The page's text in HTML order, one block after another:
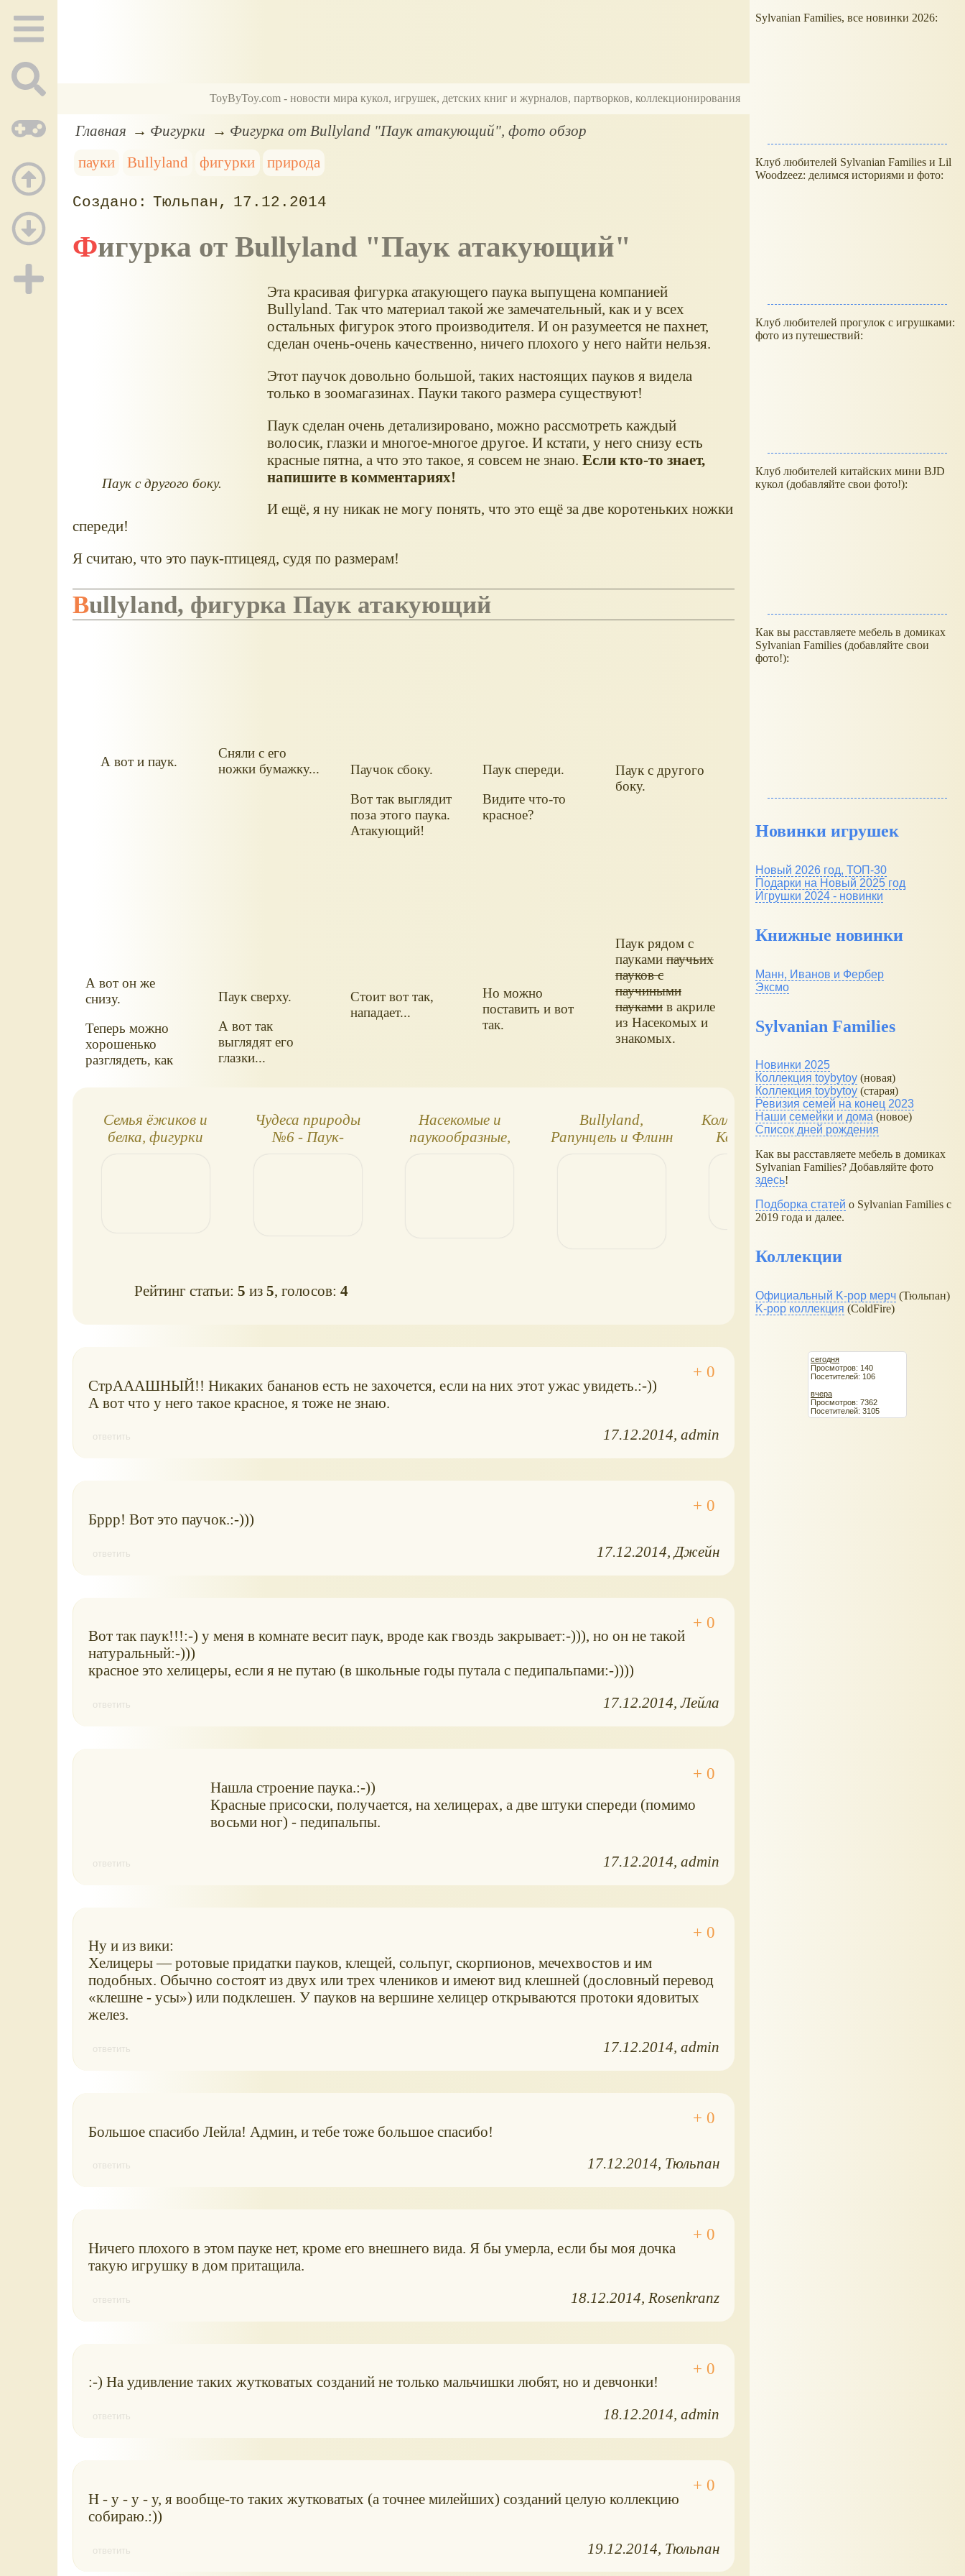
ToyByToy.com - новости мира кукол, игрушек, детских книг и журналов, партворков, коллекционирования
Главная Фигурки
Фигурка от Bullyland "Паук атакующий", фото обзор
пауки
Bullyland фигурки природа
Тюльпан 17.12.2014
Фигурка от Bullyland "Паук атакующий"
Паук с другого боку.
Эта красивая фигурка атакующего паука выпущена компанией
Bullyland. Так что материал такой же замечательный, как и у всех
остальных фигурок этого производителя. И он разумеется не пахнет,
сделан очень-очень качественно, ничего плохого у него найти нельзя.
Этот паучок довольно большой, таких настоящих пауков я видела
только в зоомагазинах. Пауки такого размера существуют!
Паук сделан очень детализировано, можно рассмотреть каждый
волосик, глазки и многое-многое другое. И кстати, у него снизу есть
красные пятна, а что это такое, я совсем не знаю. Если кто-то знает,
напишите в комментариях!
И ещё, я ну никак не могу понять, что это ещё за две коротеньких ножки
спереди!
Я считаю, что это паук-птицеяд, судя по размерам!
Bullyland, фигурка Паук атакующий
А вот и паук.
Сняли с его
ножки бумажку...
Паучок сбоку.
Вот так выглядит
поза этого паука.
Атакующий!
Паук спереди.
Видите что-то
красное?
Паук с другого
боку.
А вот он же
снизу.
Теперь можно
хорошенько
разглядеть, как
Паук сверху.
А вот так
выглядят его
глазки...
Стоит вот так,
нападает...
Но можно
поставить и вот
так.
Паук рядом с
паукамипаучьих
пауковс
паучиными
паукамив акриле
из Насекомых и
знакомых.
Семья ёжиков и
белка, фигурки
Чудеса природы
№6 - Паук-
Насекомые и
паукообразные,
Bullyland,
Рапунцель и Флинн
Коллекция фигурок
Король Лев от
Bullyland: Симба и
не только
Насекомые и их
знакомые №25.
Аргиопа
Рейтинг статьи:5 из5, голосов:4
СтрАААШНЫЙ!! Никаких бананов есть не захочется, если на них этот ужас увидеть.:-))
А вот что у него такое красное, я тоже не знаю.
ответить 17.12.2014 admin
Бррр! Вот это паучок.:-)))
ответить 17.12.2014 Джейн
Вот так паук!!!:-) у меня в комнате весит паук, вроде как гвоздь закрывает:-))), но он не такой
натуральный:-)))
красное это хелицеры, если я не путаю (в школьные годы путала с педипальпами:-))))
ответить 17.12.2014 Лейла
Нашла строение паука.:-))
Красные присоски, получается, на хелицерах, а две штуки спереди (помимо
восьми ног) - педипальпы.
ответить 17.12.2014 admin
Ну и из вики:
Хелицеры — ротовые придатки пауков, клещей, сольпуг, скорпионов, мечехвостов и им
подобных. Обычно состоят из двух или трех члеников и имеют вид клешней (дословный перевод
«клешне - усы») или подклешен. У пауков на вершине хелицер открываются протоки ядовитых
желез.
ответить 17.12.2014 admin
Большое спасибо Лейла! Админ, и тебе тоже большое спасибо!
ответить 17.12.2014 Тюльпан
Ничего плохого в этом пауке нет, кроме его внешнего вида. Я бы умерла, если бы моя дочка
такую игрушку в дом притащила.
ответить 18.12.2014 Rosenkranz
:-) На удивление таких жутковатых созданий не только мальчишки любят, но и девчонки!
ответить 18.12.2014 admin
Н - у - у - у, я вообще-то таких жутковатых (а точнее милейших) созданий целую коллекцию
собираю.:))
ответить 19.12.2014 Тюльпан
Sylvanian Families, все новинки 2026:
Клуб любителей Sylvanian Families и Lil
Woodzeez: делимся историями и фото:
Клуб любителей прогулок с игрушками:
фото из путешествий:
Клуб любителей китайских мини BJD
кукол (добавляйте свои фото!):
Как вы расставляете мебель в домиках
Sylvanian Families (добавляйте свои
фото!):
Новинки игрушек
Новый 2026 год, ТОП-30
Подарки на Новый 2025 год
Игрушки 2024 - новинки
Книжные новинки
Манн, Иванов и Фербер
Эксмо
Sylvanian Families
Новинки 2025
Коллекция toybytoy (новая)
Коллекция toybytoy (старая)
Ревизия семей на конец 2023
Наши семейки и дома (новое)
Список дней рождения
Как вы расставляете мебель в домиках
Sylvanian Families? Добавляйте фото
здесь!
Подборка статей о Sylvanian Families с
2019 года и далее.
Коллекции
Официальный K-pop мерч (Тюльпан)
K-pop коллекция (ColdFire)
сегодня
Просмотров: 140
Посетителей: 106
вчера
Просмотров: 7362
Посетителей: 3105